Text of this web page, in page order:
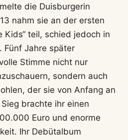
die Duisburgerin
nahm sie an der ersten
Kids“ teil, schied jedoch in
Fünf Jahre später
Stimme nicht nur
sondern auch
der sie von Anfang an
brachte ihr einen
Euro und enorme
Ihr Debütalbum